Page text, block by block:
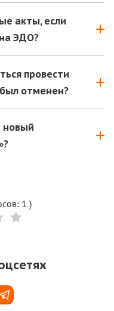
акты, если
ЭДО?
оформлять и
провести
отменен?
вас должна
релиза.
новый
больше не
1 )